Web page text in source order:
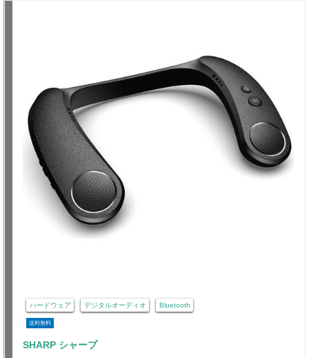
ハードウェア デジタルオーディオ Bluetooth
送料無料
SHARP シャープ